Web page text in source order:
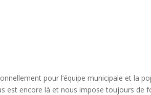
pour l’équipe municipale et la
est encore là et nous impose toujours de